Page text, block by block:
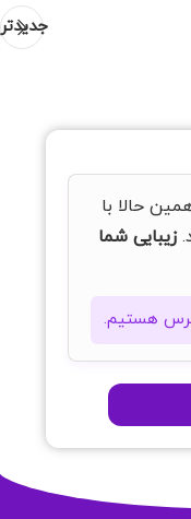
جدیدتر
حالا با
زیبایی شما
هستیم.